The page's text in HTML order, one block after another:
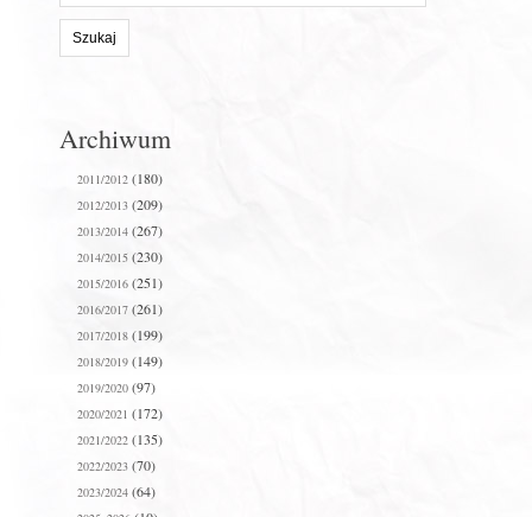
stronie:
Archiwum
2011/2012(180)
2012/2013(209)
2013/2014(267)
2014/2015(230)
2015/2016(251)
2016/2017(261)
2017/2018(199)
2018/2019(149)
2019/2020(97)
2020/2021 (172)
2021/2022(135)
2022/2023(70)
2023/2024(64)